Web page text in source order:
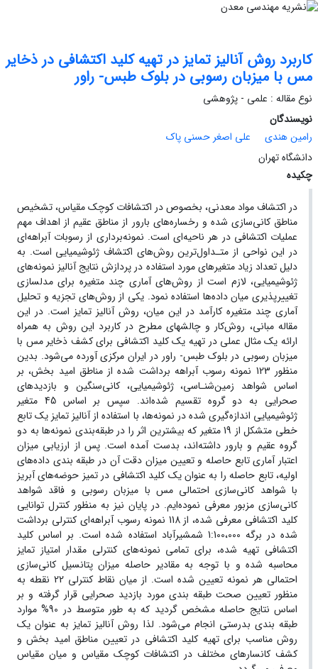
کاربرد روش آنالیز تمایز در تهیه کلید اکتشافی در ذخایر
مس با میزبان رسوبی در بلوک طبس- راور
نوع مقاله : علمی - پژوهشی
نویسندگان
رامین هندی
علی اصغر حسنی پاک
دانشگاه تهران
چکیده
در اکتشاف مواد معدنی، بخصوص در اکتشافات کوچک مقیاس، تشخیص
مناطق کانی‌سازی شده و رخساره‌های بارور از مناطق عقیم از اهداف مهم
عملیات اکتشافی در هر ناحیه‌ای است. نمونه‌برداری از رسوبات آبراهه‌ای
در این نواحی از متـداول‌ترین روش‌های اکتشاف ژئوشیمیایی است. به
دلیل تعداد زیاد متغیرهای مورد استفاده در پردازش نتایج آنالیز نمونه‌های
ژئوشیمیایی، لازم است از روش‌های آماری چند متغیره برای مدلسازی
تغییرپذیری میان داده‌ها استفاده نمود. یکی از روش‌های تجزیه و تحلیل
آماری چند متغیره کارآمد در این میان، روش آنالیز تمایز است. در این
مقاله مبانی، روش‌کار و چالشهای مطرح در کاربرد این روش به همراه
ارائه یک مثال عملی در تهیه یک کلید اکتشافی برای کشف ذخایر مس با
میزبان رسوبی در بلوک طبس- راور در ایران مرکزی آورده می‌شود. بدین
منظور 123 نمونه‌ رسوب آبراهه برداشت شده از مناطق امید بخش، بر
اساس شواهد زمین‌شنـاسی، ژئوشیمیایی، کانی‌سنگین و بازدید‌های
صحرایی به دو گروه تقسیم شده‌اند. سپس بر اساس 45 متغیر
ژئوشیمیایی اندازه‌گیری شده در نمونه‌ها، با استفاده از آنالیز تمایز یک تابع
خطی متشکل از 19 متغیر که بیشترین اثر را در طبقه‌بندی نمونه‌ها به دو
گروه عقیم و بارور داشته‌اند، بدست آمده است. پس از ارزیابی میزان
اعتبار آماری تابع حاصله و تعیین میزان دقت آن در طبقه بندی داده‌های
اولیه، تابع حاصله را به عنوان یک کلید اکتشافی در تمیز حوضه‌های آبریز
با شواهد کانی‌سازی احتمالی مس با میزبان رسوبی و فاقد شواهد
کانی‌سازی مزبور معرفی نموده‌ایم. در پایان نیز به منظور کنترل توانایی
کلید اکتشافی معرفی شده، از 118 نمونه رسوب آبراهه‌ای کنترلی برداشت
شده در برگه 1:100،000 شمشیرآباد استفاده شده است. بر اساس کلید
اکتشافی تهیه شده، برای تمامی نمونه‌های کنترلی مقدار امتیاز تمایز
محاسبه شده و با توجه به مقادیر حاصله میزان پتانسیل کانی‌سازی
احتمالی هر نمونه تعیین شده است. از میان نقاط کنترلی 22 نقطه به
منظور تعیین صحت طبقه بندی مورد بازدید صحرایی قرار گرفته و بر
اساس نتایج حاصله مشخص گردید که به طور متوسط در 90% موارد
طبقه بندی بدرستی انجام می‌شود. لذا روش آنالیز تمایز به عنوان یک
روش مناسب برای تهیه کلید اکتشافی در تعیین مناطق امید بخش و
کشف کانسارهای مختلف در اکتشافات کوچک مقیاس و میان مقیاس